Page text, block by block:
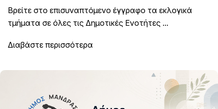
Βρείτε στο επισυναπτόμενο έγγραφο τα εκλογικά
τμήματα σε όλες τις Δημοτικές Ενοτήτες ...
Διαβάστε περισσότερα